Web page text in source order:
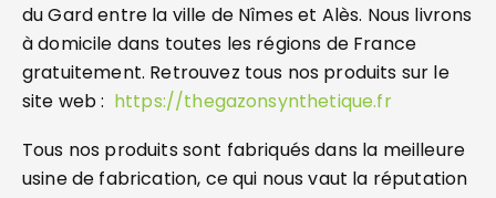
du Gard entre la ville de Nîmes et Alès. Nous livrons
à domicile dans toutes les régions de France
gratuitement. Retrouvez tous nos produits sur le
site web : https://thegazonsynthetique.fr
Tous nos produits sont fabriqués dans la meilleure
usine de fabrication, ce qui nous vaut la réputation